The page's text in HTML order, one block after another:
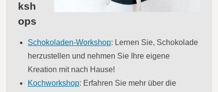
ksh
ops
Schokoladen-Workshop: Lernen Sie, Schokolade
herzustellen und nehmen Sie Ihre eigene
Kreation mit nach Hause!
Kochworkshop: Erfahren Sie mehr über die